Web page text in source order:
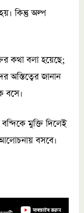
কিন্তু অল্প
কথা বলা হয়েছে;
অস্তিত্বের জানান
বসে।
মুক্তি দিলেই
বসবে।